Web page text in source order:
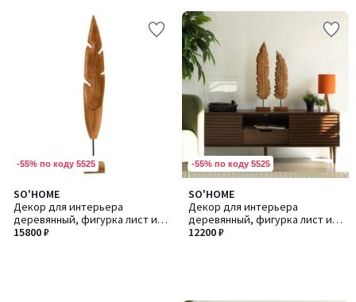
-55% по коду 5525
SO'HOME
Декор для интерьера
деревянный, фигурка лист из
манго
15800 ₽
-55% по коду 5525
SO'HOME
Декор для интерьера
деревянный, фигурка лист из
манго
12200 ₽